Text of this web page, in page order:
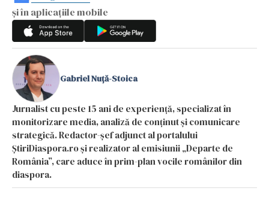
și în aplicațiile mobile
Gabriel Nuță-Stoica
Jurnalist cu peste 15 ani de experiență, specializat în
monitorizare media, analiză de conținut și comunicare
strategică. Redactor-șef adjunct al portalului
ȘtiriDiaspora.ro și realizator al emisiunii „Departe de
România”, care aduce în prim-plan vocile românilor din
diaspora.